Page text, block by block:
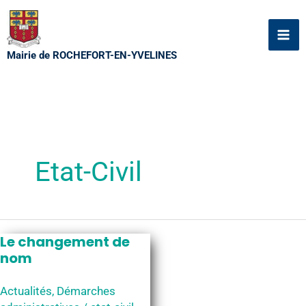
Aller
au
contenu
Mairie de ROCHEFORT-EN-YVELINES
Etat-Civil
Le changement de
nom
Actualités, Démarches